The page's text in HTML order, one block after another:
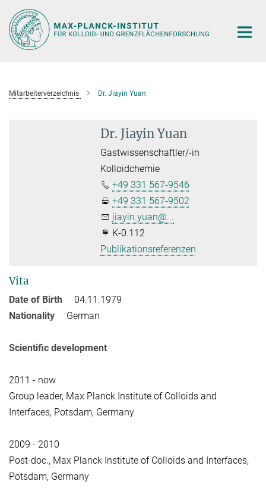
Hauptinhalt
Mitarbeiterverzeichnis Dr. Jiayin Yuan
Dr. Jiayin Yuan
Gastwissenschaftler/-in
Kolloidchemie
+49 331 567-9546
+49 331 567-9502
jiayin.yuan@...
K-0.112
Publikationsreferenzen
Vita
Date of Birth 04.11.1979
Nationality German
Scientific development
2011 - now
Group leader, Max Planck Institute of Colloids and
Interfaces, Potsdam, Germany
2009 - 2010
Post‐doc., Max Planck Institute of Colloids and Interfaces,
Potsdam, Germany